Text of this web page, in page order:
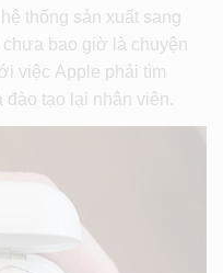
thống sản xuất sang
bao giờ là chuyện
việc Apple phải tìm
đào tạo lại nhân viên.